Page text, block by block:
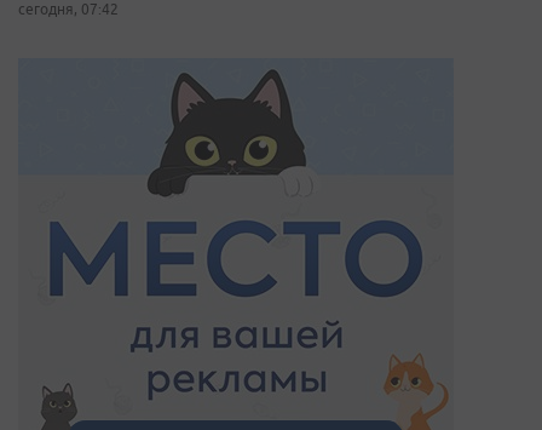
сегодня, 07:42